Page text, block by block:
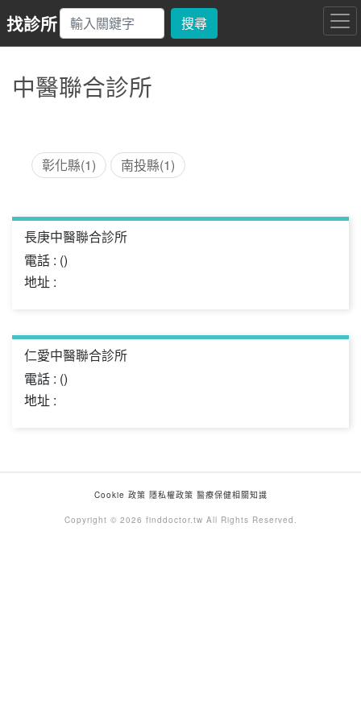
找診所 搜尋
中醫聯合診所
彰化縣(1) 南投縣(1)
長庚中醫聯合診所
電話 : ()
地址 :
仁愛中醫聯合診所
電話 : ()
地址 :
Cookie 政策 隱私權政策 醫療保健相關知識
Copyright © 2026 finddoctor.tw All Rights Reserved.